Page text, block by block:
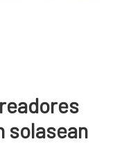
solasean